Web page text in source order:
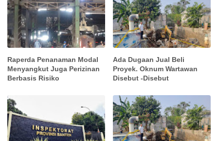
Raperda Penanaman Modal
Menyangkut Juga Perizinan
Berbasis Risiko
Ada Dugaan Jual Beli
Proyek. Oknum Wartawan
Disebut -Disebut